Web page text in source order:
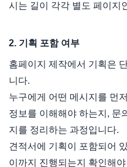
시는 길이 각각 별도 페이지
2. 기획 포함 여부
홈페이지 제작에서 기획은
니다.
누구에게 어떤 메시지를 먼
정보를 이해해야 하는지, 문
지를 정리하는 과정입니다.
견적서에 기획이 포함되어
이까지 진행되는지 확인해